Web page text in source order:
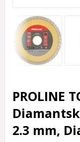
PROLINE
2.3 mm,